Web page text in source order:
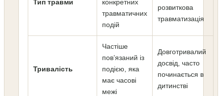
Тип травми
конкретних
травматичних
подій
розвиткова
травматизація
Тривалість
Частіше
пов’язаний із
подією, яка
має часові
межі
Довготривалий
досвід, часто
починається в
дитинстві